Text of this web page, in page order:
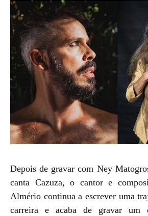
Depois de gravar com Ney
canta Cazuza, o cantor e
Almério continua a escrever uma
carreira e acaba de gravar um